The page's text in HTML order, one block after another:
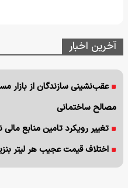
آخرین اخبار
مصالح ساختمانی
تغییر رویکرد تامین منابع
اختلاف قیمت عجیب هر لیتر